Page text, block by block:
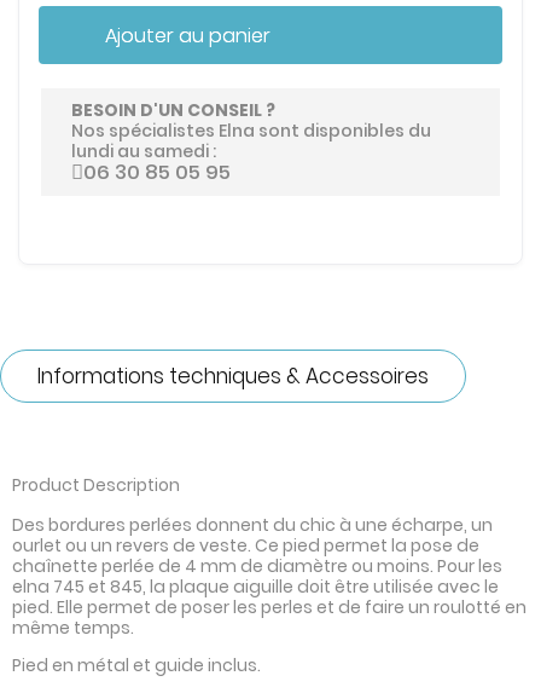
Ajouter au panier
BESOIN D'UN CONSEIL ?
Nos spécialistes Elna sont disponibles du
lundi au samedi :
06 30 85 05 95
Informations techniques & Accessoires
Product Description
Des bordures perlées donnent du chic à une écharpe, un
ourlet ou un revers de veste. Ce pied permet la pose de
chaînette perlée de 4 mm de diamètre ou moins. Pour les
elna 745 et 845, la plaque aiguille doit être utilisée avec le
pied. Elle permet de poser les perles et de faire un roulotté en
même temps.
Pied en métal et guide inclus.